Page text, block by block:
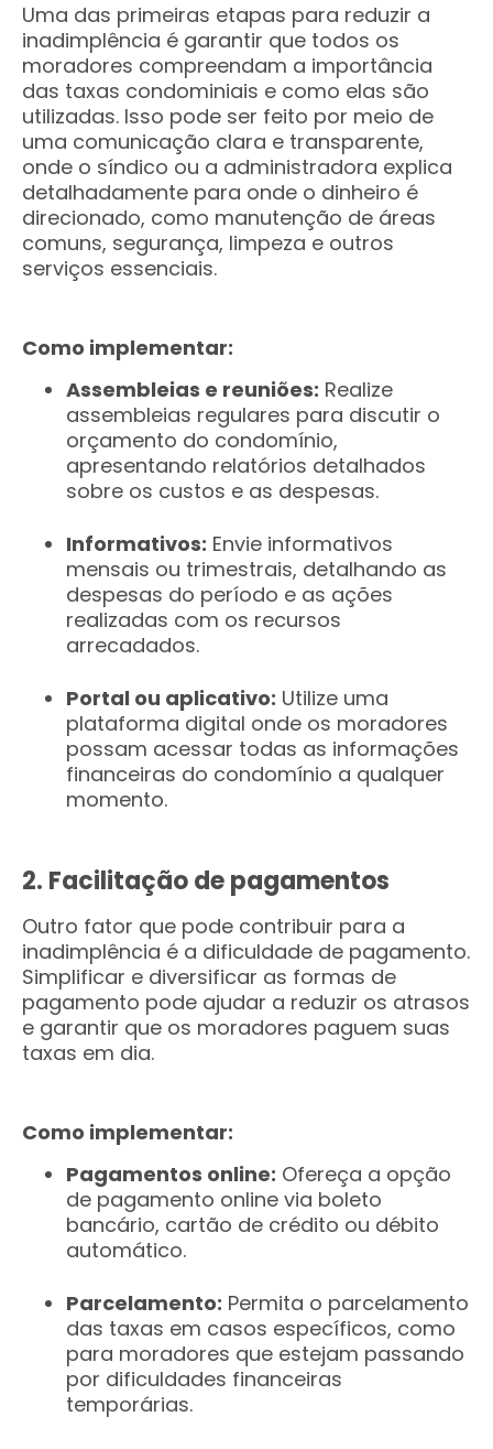
Uma das primeiras etapas para reduzir a
inadimplência é garantir que todos os
moradores compreendam a importância
das taxas condominiais e como elas são
utilizadas. Isso pode ser feito por meio de
uma comunicação clara e transparente,
onde o síndico ou a administradora explica
detalhadamente para onde o dinheiro é
direcionado, como manutenção de áreas
comuns, segurança, limpeza e outros
serviços essenciais.
Como implementar:
Assembleias e reuniões: Realize
assembleias regulares para discutir o
orçamento do condomínio,
apresentando relatórios detalhados
sobre os custos e as despesas.
Informativos: Envie informativos
mensais ou trimestrais, detalhando as
despesas do período e as ações
realizadas com os recursos
arrecadados.
Portal ou aplicativo: Utilize uma
plataforma digital onde os moradores
possam acessar todas as informações
financeiras do condomínio a qualquer
momento.
2. Facilitação de pagamentos
Outro fator que pode contribuir para a
inadimplência é a dificuldade de pagamento.
Simplificar e diversificar as formas de
pagamento pode ajudar a reduzir os atrasos
e garantir que os moradores paguem suas
taxas em dia.
Como implementar:
Pagamentos online: Ofereça a opção
de pagamento online via boleto
bancário, cartão de crédito ou débito
automático.
Parcelamento: Permita o parcelamento
das taxas em casos específicos, como
para moradores que estejam passando
por dificuldades financeiras
temporárias.